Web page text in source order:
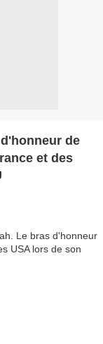
de
et des